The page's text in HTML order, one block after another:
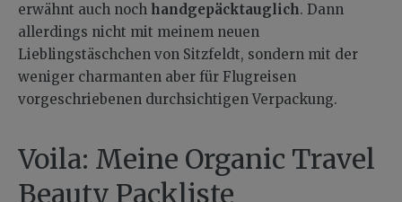
erwähnt auch noch handgepäcktauglich. Dann
allerdings nicht mit meinem neuen
Lieblingstäschchen von Sitzfeldt, sondern mit der
weniger charmanten aber für Flugreisen
vorgeschriebenen durchsichtigen Verpackung.
Voila: Meine Organic Travel
Beauty Packliste